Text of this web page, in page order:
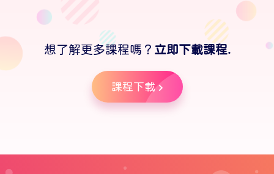
想了解更多課程嗎？ 立即下載課程.
課程下載